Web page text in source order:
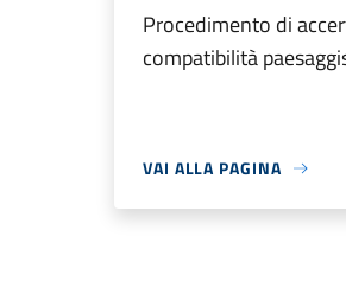
Procedimento di
compatibilità
VAI ALLA PAGINA